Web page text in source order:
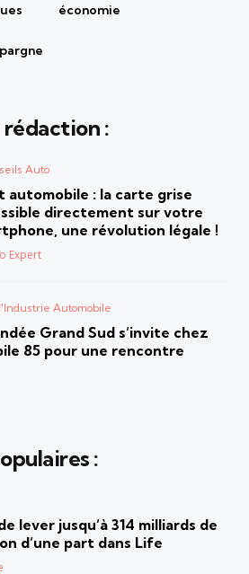
économie
rédaction :
Auto
automobile : la carte grise
directement sur votre
une révolution légale !
Expert
Automobile
Grand Sud s’invite chez
85 pour une rencontre
:
lever jusqu’à 314 milliards de
d’une part dans Life